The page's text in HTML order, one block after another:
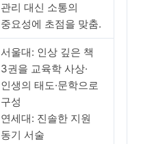
관리 대신 소통의
중요성에 초점을 맞춤.
서울대: 인상 깊은 책
3권을 교육학 사상·
인생의 태도·문학으로
구성
연세대: 진솔한 지원
동기 서술